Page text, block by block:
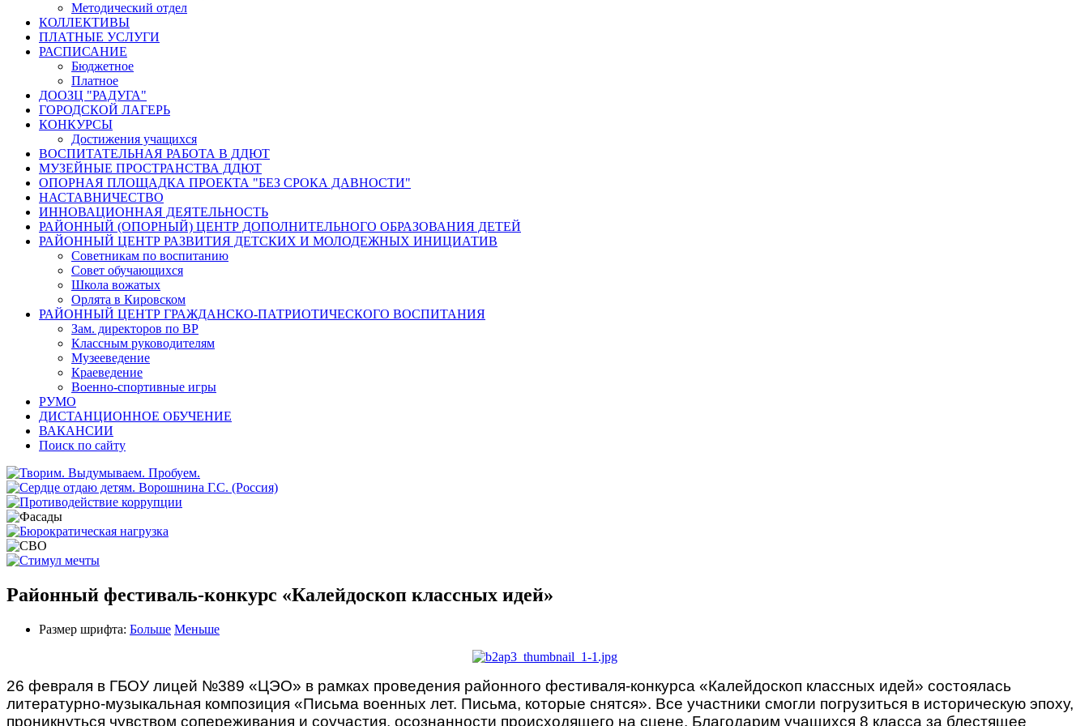
Методический отдел
КОЛЛЕКТИВЫ
ПЛАТНЫЕ УСЛУГИ
РАСПИСАНИЕ
Бюджетное
Платное
ДООЗЦ "РАДУГА"
ГОРОДСКОЙ ЛАГЕРЬ
КОНКУРСЫ
Достижения учащихся
ВОСПИТАТЕЛЬНАЯ РАБОТА В ДДЮТ
МУЗЕЙНЫЕ ПРОСТРАНСТВА ДДЮТ
ОПОРНАЯ ПЛОЩАДКА ПРОЕКТА "БЕЗ СРОКА ДАВНОСТИ"
НАСТАВНИЧЕСТВО
ИННОВАЦИОННАЯ ДЕЯТЕЛЬНОСТЬ
РАЙОННЫЙ (ОПОРНЫЙ) ЦЕНТР ДОПОЛНИТЕЛЬНОГО ОБРАЗОВАНИЯ ДЕТЕЙ
РАЙОННЫЙ ЦЕНТР РАЗВИТИЯ ДЕТСКИХ И МОЛОДЕЖНЫХ ИНИЦИАТИВ
Советникам по воспитанию
Совет обучающихся
Школа вожатых
Орлята в Кировском
РАЙОННЫЙ ЦЕНТР ГРАЖДАНСКО-ПАТРИОТИЧЕСКОГО ВОСПИТАНИЯ
Зам. директоров по ВР
Классным руководителям
Музееведение
Краеведение
Военно-спортивные игры
РУМО
ДИСТАНЦИОННОЕ ОБУЧЕНИЕ
ВАКАНСИИ
Поиск по сайту
Районный фестиваль-конкурс «Калейдоскоп классных идей»
Размер шрифта: Больше Меньше
26 февраля в ГБОУ лицей №389 «ЦЭО» в рамках проведения районного фестиваля-конкурса «Калейдоскоп классных идей» состоялась
литературно-музыкальная композиция «Письма военных лет. Письма, которые снятся». Все участники смогли погрузиться в историческую эпоху,
проникнуться чувством сопереживания и соучастия, осознанности происходящего на сцене. Благодарим учащихся 8 класса за блестящее